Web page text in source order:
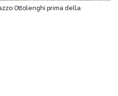
Ottolenghi prima della